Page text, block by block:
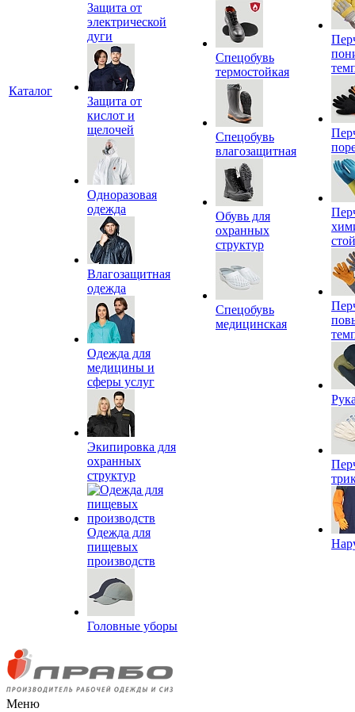
Каталог
Защита от
электрической
дуги
Защита от
кислот и
щелочей
Одноразовая
одежда
Влагозащитная
одежда
Одежда для
медицины и
сферы услуг
Экипировка для
охранных
структур
Одежда для
пищевых
производств
Головные уборы
Спецобувь
термостойкая
Спецобувь
влагозащитная
Обувь для
охранных
структур
Спецобувь
медицинская
Меню